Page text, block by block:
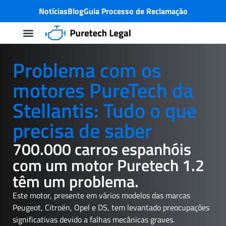
NotíciasBlogGuia Processo de Reclamação
Problema com os
motores PureTech da
Stellantis: Tudo o que
precisa de saber
700.000 carros espanhóis
com um motor Puretech 1.2
têm um problema.
Este motor, presente em vários modelos das marcas
Peugeot, Citroën, Opel e DS, tem levantado preocupações
significativas devido a falhas mecânicas graves.